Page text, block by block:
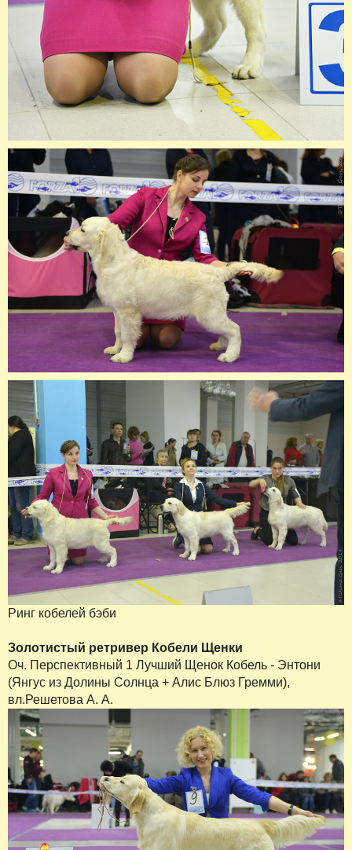
Ринг кобелей бэби
Золотистый ретривер Кобели Щенки
Оч. Перспективный 1 Лучший Щенок Кобель - Энтони
(Янгус из Долины Солнца + Алис Блюз Гремми),
вл.Решетова А. А.